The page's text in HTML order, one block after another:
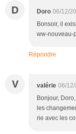
D Doro 06/12/
Bonsoir, il
ww-nouveau-
Répondre
V valérie 06/
Bonjour,
les
rie avec les